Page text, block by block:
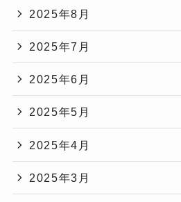
2025年8月
2025年7月
2025年6月
2025年5月
2025年4月
2025年3月